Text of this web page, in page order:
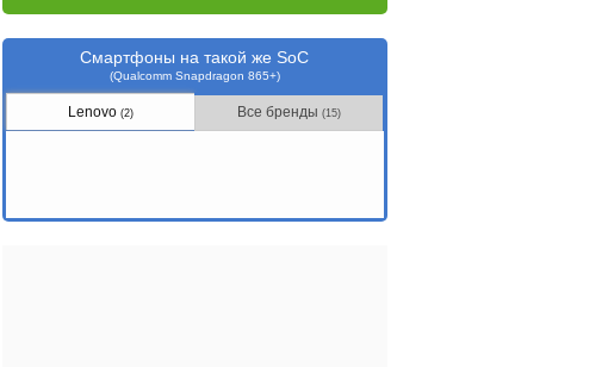
Смартфоны на такой же SoC
(Qualcomm Snapdragon 865+)
Lenovo (2) Все бренды (15)